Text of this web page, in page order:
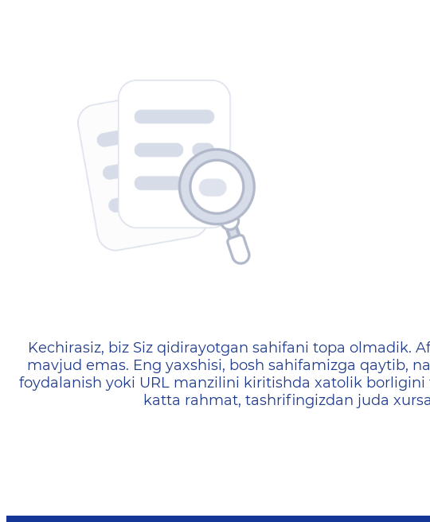
404 — Страница не найдена
Kechirasiz, biz Siz qidirayotgan sahifani topa olmadik.
mavjud emas. Eng yaxshisi, bosh sahifamizga qaytib,
foydalanish yoki URL manzilini kiritishda xatolik borligini
katta rahmat, tashrifingizdan juda